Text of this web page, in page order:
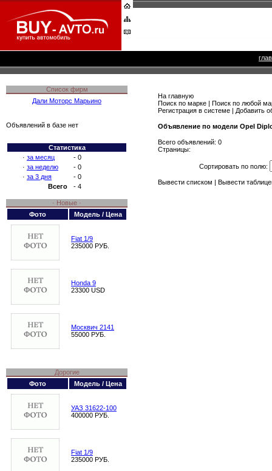
Список фирм
Дали Моторс Марьино
Объявлений в базе нет
Статистика
· за месяц
- 0
· за неделю
- 0
· за 3 дня
- 0
Всего
- 4
· Новые ·
Фото
Модель / Цена
Fiat 1/9
235000 РУБ.
Honda 9
23300 USD
Москвич 2141
55000 РУБ.
Дорогие
Фото
Модель / Цена
УАЗ 31622-100
400000 РУБ.
Fiat 1/9
235000 РУБ.
На главную
Поиск по марке | Поиск по любой
Регистрация в системе | Добавить
Объявление по модели Opel
Всего объявлений: 0
Страницы:
Сортировать по полю:
Вывести списком Вывести